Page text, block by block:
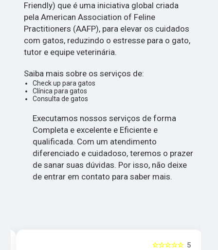
Friendly) que é uma iniciativa global criada
pela American Association of Feline
Practitioners (AAFP), para elevar os cuidados
com gatos, reduzindo o estresse para o gato,
tutor e equipe veterinária.
Saiba mais sobre os serviços de:
Check up para gatos
Clínica para gatos
Consulta de gatos
Executamos nossos serviços de forma
Completa e excelente e Eficiente e
qualificada. Com um atendimento
diferenciado e cuidadoso, teremos o prazer
de sanar suas dúvidas. Por isso, não deixe
de entrar em contato para saber mais.
5
☆☆☆☆☆